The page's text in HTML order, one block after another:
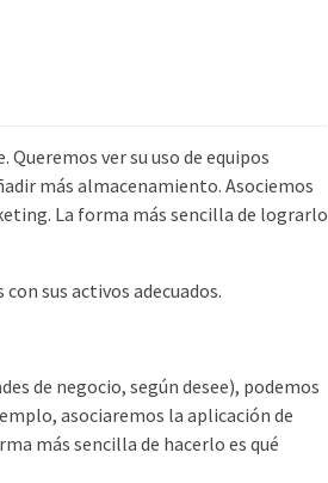
ver su uso de equipos
más almacenamiento. Asociemos
La forma más sencilla de lograrlo
sus activos adecuados.
de negocio, según desee), podemos
asociaremos la aplicación de
más sencilla de hacerlo es qué